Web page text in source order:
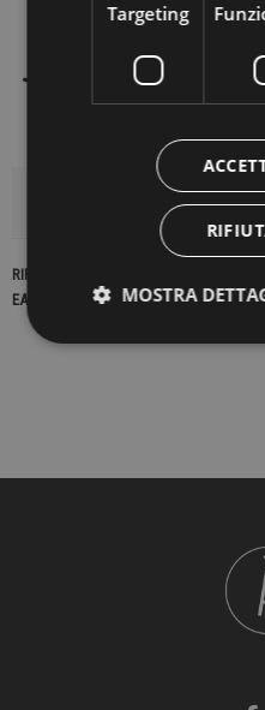
DETTAGLI DEL PRODOTTO
RIFERIMENTO
EAN13
2900000439511
Targeting
MOSTRA